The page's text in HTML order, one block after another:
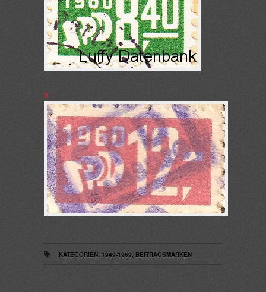
0
KATEGORIEN: 1949-1969, BEITRAGSMARKEN